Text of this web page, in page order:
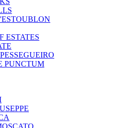
ESTATES
PUNCTUM